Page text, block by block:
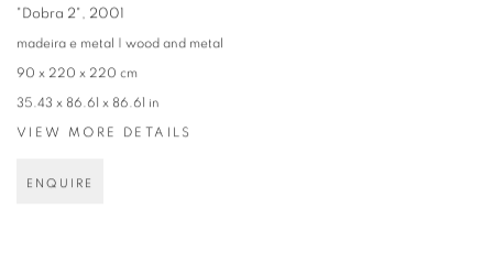
"Dobra 2" , 2001
madeira e metal | wood and metal
90 x 220 x 220 cm
35.43 x 86.61 x 86.61 in
VIEW MORE DETAILS
ENQUIRE